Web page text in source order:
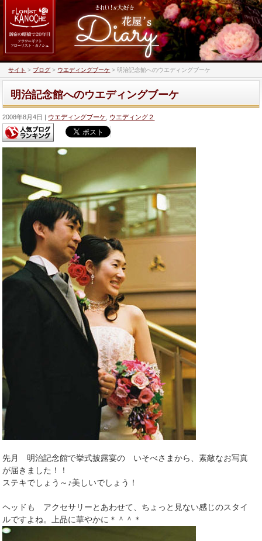
サイト > ブログ > ウエディングブーケ >明治記念館へのウエディングブーケ
明治記念館へのウエディングブーケ
2008年8月4日 ウエディングブーケ ウエディング２
先月 明治記念館で挙式披露宴の いそべさまから、素敵なお写真
が届きました！！
ステキでしょう～♪美しいでしょう！
ヘッドも アクセサリーとあわせて、ちょっと見ない感じのスタイ
ルですよね。上品に華やかに＊＾＾＊